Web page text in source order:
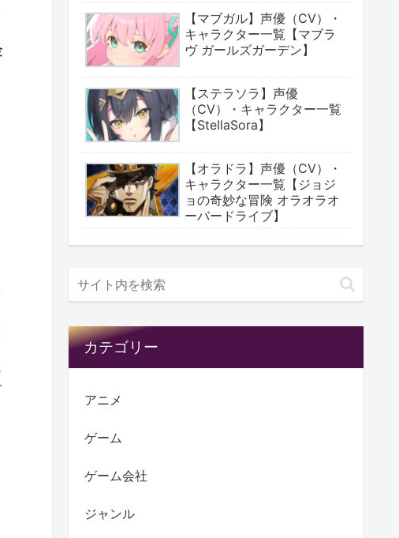
【マブガル】声優（CV）・
キャラクター一覧【マブラ
ヴ ガールズガーデン】
【ステラソラ】声優
（CV）・キャラクター一覧
【StellaSora】
【オラドラ】声優（CV）・
キャラクター一覧【ジョジ
ョの奇妙な冒険 オラオラオ
ーバードライブ】
カテゴリー
アニメ
ゲーム
ゲーム会社
ジャンル